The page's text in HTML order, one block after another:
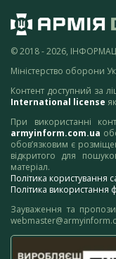
© 2018 - 2026,
Міністерство оборони
Контент доступний за
International license
При використанні
armyinform.com.ua
обов’язковим є
відкритого для
матеріал.
Політика користування
Політика використання
Зауваження та